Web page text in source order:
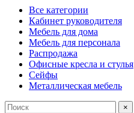
Все категории
Кабинет руководителя
Мебель для дома
Мебель для персонала
Распродажа
Офисные кресла и стулья
Сейфы
Металлическая мебель
×